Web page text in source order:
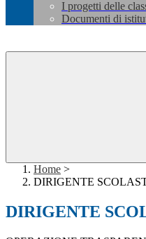
I progetti delle
Documenti di
Home >
DIRIGENTE
DIRIGENTE